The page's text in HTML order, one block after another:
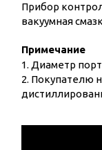
Прибор
вакуумная
Примечание
1. Диаметр
2. Покупателю